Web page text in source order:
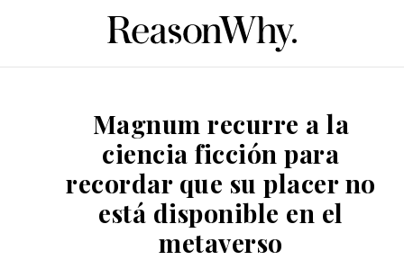
Magnum recurre a la
ciencia ficción para
recordar que su placer no
está disponible en el
metaverso